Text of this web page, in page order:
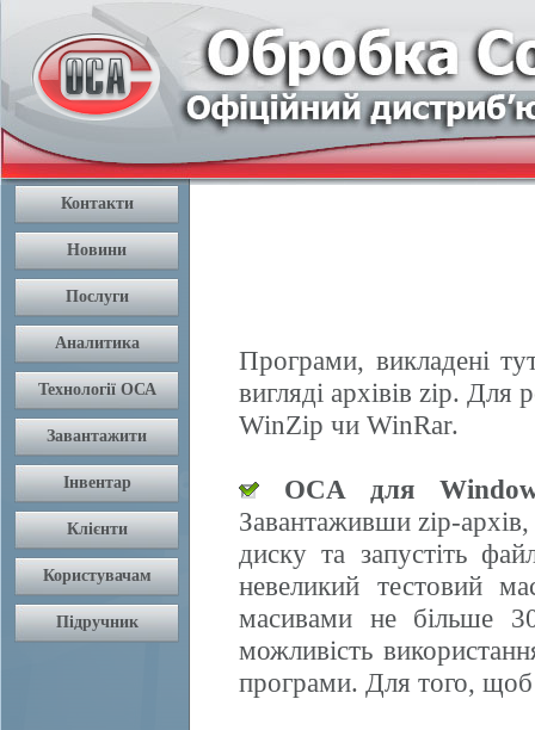
Програми, викладені
вигляді архівів zip. Для
WinZip чи WinRar.
OCA для
Завантаживши zip-
диску та запустіть
невеликий тестовий
масивами не більше
можливість
програми. Для того, щоб